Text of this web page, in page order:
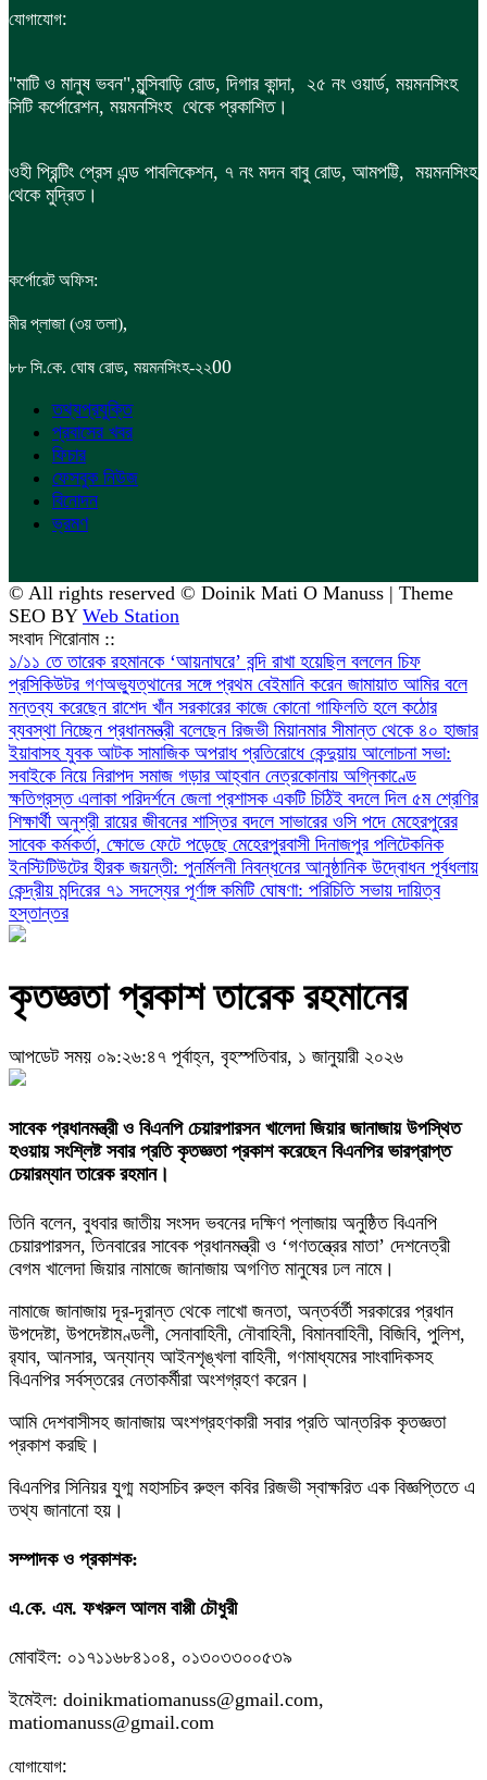
যোগাযোগ:
"মাটি ও মানুষ ভবন",মুন্সিবাড়ি রোড, দিগার কান্দা, ২৫ নং ওয়ার্ড, ময়মনসিংহ
সিটি কর্পোরেশন, ময়মনসিংহ থেকে প্রকাশিত।
ওহী প্রিন্টিং প্রেস এন্ড পাবলিকেশন, ৭ নং মদন বাবু রোড, আমপট্টি, ময়মনসিংহ
থেকে মুদ্রিত।
কর্পোরেট অফিস:
মীর প্লাজা (৩য় তলা),
৮৮ সি.কে. ঘোষ রোড, ময়মনসিংহ-২২00
তথ্যপ্রযুক্তি
প্রবাসের খবর
ফিচার
ফেসবুক নিউজ
বিনোদন
ভ্রমণ
© All rights reserved © Doinik Mati O Manuss | Theme
SEO BY Web Station
সংবাদ শিরোনাম ::
১/১১ তে তারেক রহমানকে ‘আয়নাঘরে’ বন্দি রাখা হয়েছিল বললেন চিফ
প্রসিকিউটর গণঅভ্যুত্থানের সঙ্গে প্রথম বেইমানি করেন জামায়াত আমির বলে
মন্তব্য করেছেন রাশেদ খাঁন সরকারের কাজে কোনো গাফিলতি হলে কঠোর
ব্যবস্থা নিচ্ছেন প্রধানমন্ত্রী বলেছেন রিজভী মিয়ানমার সীমান্ত থেকে ৪০ হাজার
ইয়াবাসহ যুবক আটক সামাজিক অপরাধ প্রতিরোধে কেন্দুয়ায় আলোচনা সভা:
সবাইকে নিয়ে নিরাপদ সমাজ গড়ার আহ্বান নেত্রকোনায় অগ্নিকাণ্ডে
ক্ষতিগ্রস্ত এলাকা পরিদর্শনে জেলা প্রশাসক একটি চিঠিই বদলে দিল ৫ম শ্রেণির
শিক্ষার্থী অনুশ্রী রায়ের জীবনের শাস্তির বদলে সাভারের ওসি পদে মেহেরপুরের
সাবেক কর্মকর্তা, ক্ষোভে ফেটে পড়েছে মেহেরপুরবাসী দিনাজপুর পলিটেকনিক
ইনস্টিটিউটের হীরক জয়ন্তী: পুনর্মিলনী নিবন্ধনের আনুষ্ঠানিক উদ্বোধন পূর্বধলায়
কেন্দ্রীয় মন্দিরের ৭১ সদস্যের পূর্ণাঙ্গ কমিটি ঘোষণা: পরিচিতি সভায় দায়িত্ব
হস্তান্তর
কৃতজ্ঞতা প্রকাশ তারেক রহমানের
আপডেট সময় ০৯:২৬:৪৭ পূর্বাহ্ন, বৃহস্পতিবার, ১ জানুয়ারী ২০২৬
সাবেক প্রধানমন্ত্রী ও বিএনপি চেয়ারপারসন খালেদা জিয়ার জানাজায় উপস্থিত
হওয়ায় সংশ্লিষ্ট সবার প্রতি কৃতজ্ঞতা প্রকাশ করেছেন বিএনপির ভারপ্রাপ্ত
চেয়ারম্যান তারেক রহমান।
তিনি বলেন, বুধবার জাতীয় সংসদ ভবনের দক্ষিণ প্লাজায় অনুষ্ঠিত বিএনপি
চেয়ারপারসন, তিনবারের সাবেক প্রধানমন্ত্রী ও ‘গণতন্ত্রের মাতা’ দেশনেত্রী
বেগম খালেদা জিয়ার নামাজে জানাজায় অগণিত মানুষের ঢল নামে।
নামাজে জানাজায় দূর-দূরান্ত থেকে লাখো জনতা, অন্তর্বর্তী সরকারের প্রধান
উপদেষ্টা, উপদেষ্টামণ্ডলী, সেনাবাহিনী, নৌবাহিনী, বিমানবাহিনী, বিজিবি, পুলিশ,
র‌্যাব, আনসার, অন্যান্য আইনশৃঙ্খলা বাহিনী, গণমাধ্যমের সাংবাদিকসহ
বিএনপির সর্বস্তরের নেতাকর্মীরা অংশগ্রহণ করেন।
আমি দেশবাসীসহ জানাজায় অংশগ্রহণকারী সবার প্রতি আন্তরিক কৃতজ্ঞতা
প্রকাশ করছি।
বিএনপির সিনিয়র যুগ্ম মহাসচিব রুহুল কবির রিজভী স্বাক্ষরিত এক বিজ্ঞপ্তিতে এ
তথ্য জানানো হয়।
সম্পাদক ও প্রকাশক:
এ.কে. এম. ফখরুল আলম বাপ্পী চৌধুরী
মোবাইল: ০১৭১১৬৮৪১০৪, ০১৩০৩৩০০৫৩৯
ইমেইল: doinikmatiomanuss@gmail.com,
matiomanuss@gmail.com
যোগাযোগ: